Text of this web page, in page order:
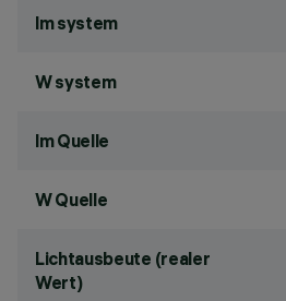
lm system
W system
lm Quelle
W Quelle
Lichtausbeute (realer
Wert)